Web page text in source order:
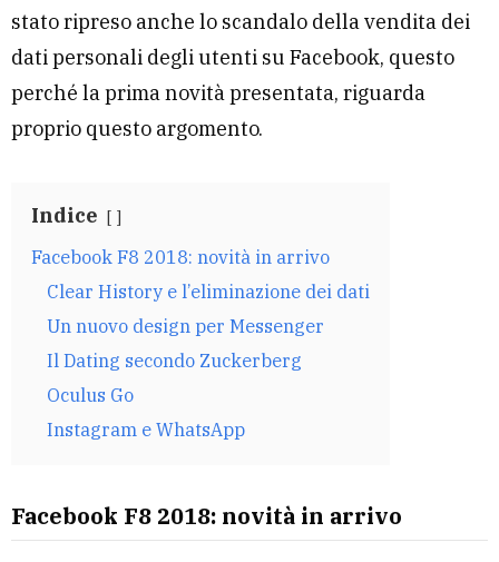
stato ripreso anche lo scandalo della vendita dei
dati personali degli utenti su Facebook, questo
perché la prima novità presentata, riguarda
proprio questo argomento.
Indice
Facebook F8 2018: novità in arrivo
Clear History e l’eliminazione dei dati
Un nuovo design per Messenger
Il Dating secondo Zuckerberg
Oculus Go
Instagram e WhatsApp
Facebook F8 2018: novità in arrivo